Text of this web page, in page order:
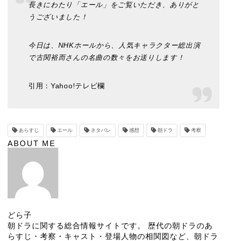
長きにわたり「エール」をご覧いただき、ありがと
うございました！
今日は、NHKホールから、人気キャラクター総出演
で古関裕而さんの名曲の数々をお送りします！
引用：Yahoo!テレビ欄
あらすじ エール ネタバレ 感想 朝ドラ 考察
ABOUT ME
どら子
朝ドラに関する総合情報サイトです。 歴代の朝ドラのあ
らすじ・考察・キャスト・登場人物の相関図など、朝ドラ